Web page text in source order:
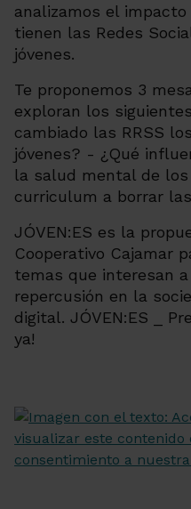
analizamos el
tienen las Redes
jóvenes.
Te proponemos 3
exploran los
cambiado las RRSS
jóvenes? - ¿Qué
la salud mental de
curriculum a borrar
JÓVEN:ES es la
Cooperativo Cajamar
temas que interesan
repercusión en la
digital. JÓVEN:ES _
ya!